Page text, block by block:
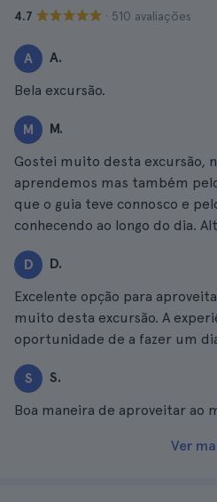
4.7 · 510 avaliações
A A.
Bela excursão.
M M.
Gostei muito desta excursão,
aprendemos mas também
que o guia teve connosco e
conhecendo ao longo do dia.
D D.
Excelente opção para
muito desta excursão. A
oportunidade de a fazer um
S S.
Boa maneira de aproveitar ao
Ver